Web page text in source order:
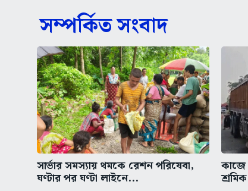
সম্পর্কিত সংবাদ
সার্ভার সমস্যায় থমকে রেশন পরিষেবা,
ঘণ্টার পর ঘণ্টা লাইনে...
কাজে
শ্রমিক